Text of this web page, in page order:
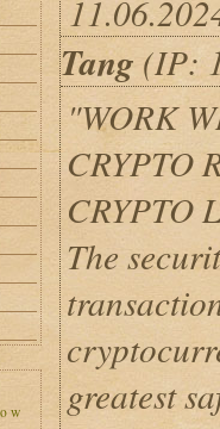
Tang (IP:
"WORK
CRYPTO
CRYPTO
The
greatest